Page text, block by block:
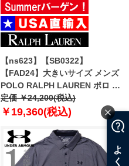
【ns623】【SB0322】
【FAD24】大きいサイズ メンズ
POLO RALPH LAUREN ポロ ラ
ルフローレン ビッグロゴ刺繍 鹿
の子 半袖 ポロシャツ USA直輸入
定価 ￥24,200(税込)
￥19,360(税込)